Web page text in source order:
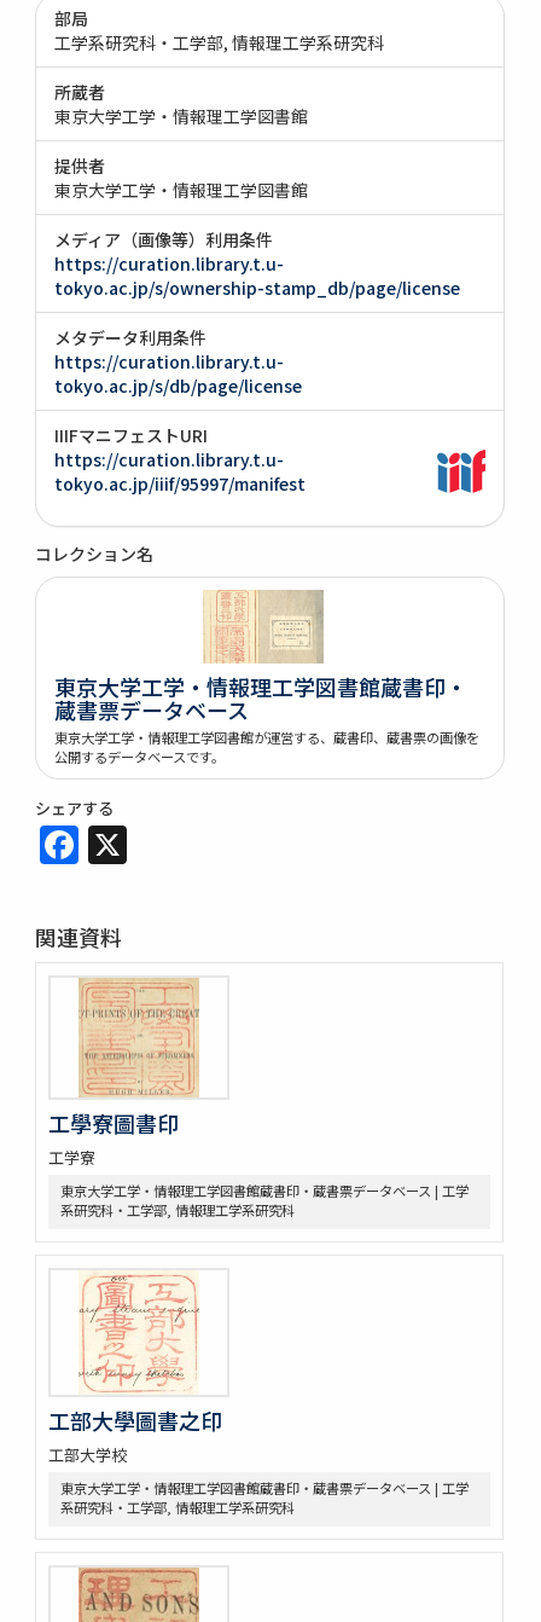
部局
工学系研究科・工学部 情報理工学系研究科
所蔵者
東京大学工学・情報理工学図書館
提供者
東京大学工学・情報理工学図書館
メディア（画像等）利用条件
https://curation.library.t.u-
tokyo.ac.jp/s/ownership-stamp_db/page/license
メタデータ利用条件
https://curation.library.t.u-
tokyo.ac.jp/s/db/page/license
IIIFマニフェストURI
https://curation.library.t.u-
tokyo.ac.jp/iiif/95997/manifest
コレクション名
東京大学工学・情報理工学図書館蔵書印・
蔵書票データベース
東京大学工学・情報理工学図書館が運営する、蔵書印、蔵書票の画像を
公開するデータベースです。
シェアする
Facebook
関連資料
工學寮圖書印
工学寮
東京大学工学・情報理工学図書館蔵書印・蔵書票データベース | 工学
系研究科・工学部, 情報理工学系研究科
工部大學圖書之印
工部大学校
東京大学工学・情報理工学図書館蔵書印・蔵書票データベース | 工学
系研究科・工学部, 情報理工学系研究科